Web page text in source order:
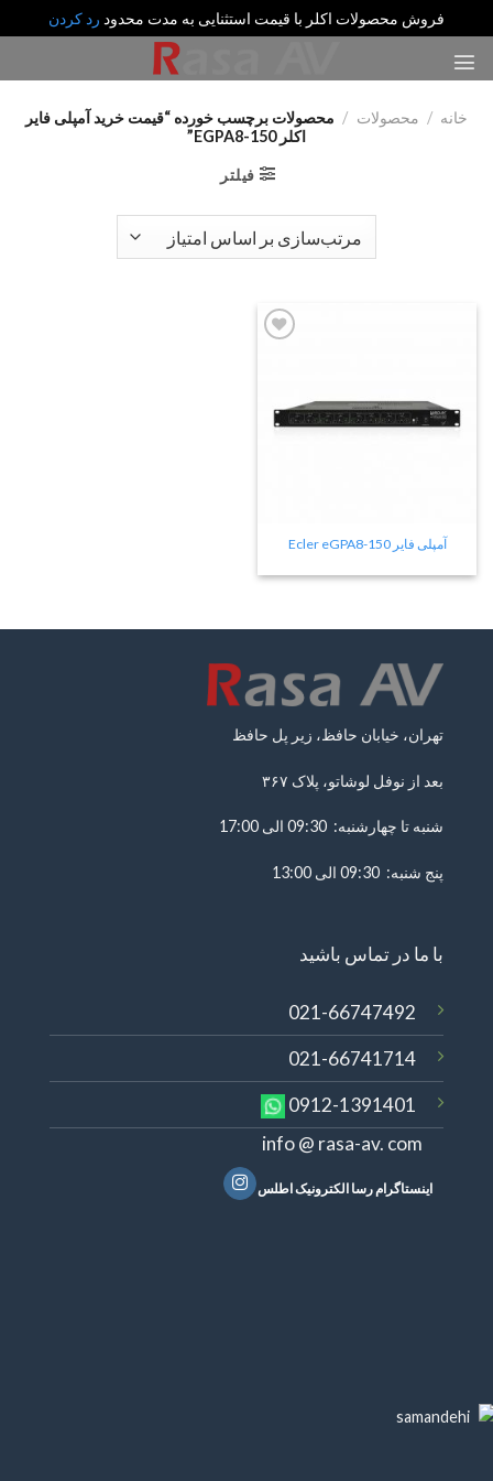
فروش محصولات اکلر با قیمت استثنایی به مدت محدود رد کردن
خانه / محصولات / محصولات برچسب خورده “قیمت خرید آمپلی فایر
اکلر EGPA8-150”
فیلتر
آمپلی فایر Ecler eGPA8-150
تهران، خیابان حافظ، زیر پل حافظ
بعد از نوفل لوشاتو، پلاک ۳۶۷
شنبه تا چهارشنبه: 09:30 الی 17:00
پنج شنبه: 09:30 الی 13:00
با ما در تماس باشید
021-66747492
021-66741714
0912-1391401
info @ rasa-av. com
اینستاگرام رسا الکترونیک اطلس